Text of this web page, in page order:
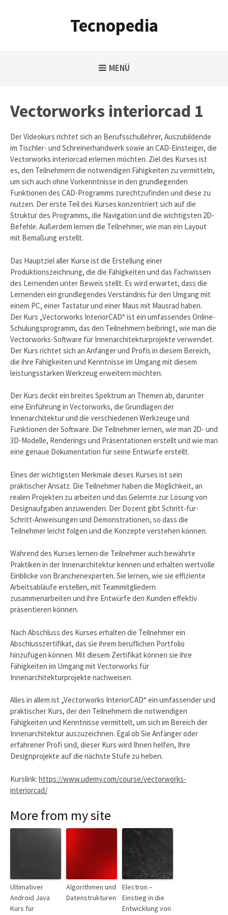
Tecnopedia
MENÜ
Vectorworks interiorcad 1
Der Videokurs richtet sich an Berufsschullehrer, Auszubildende
im Tischler- und Schreinerhandwerk sowie an CAD-Einsteiger, die
Vectorworks interiorcad erlernen möchten. Ziel des Kurses ist
es, den Teilnehmern die notwendigen Fähigkeiten zu vermitteln,
um sich auch ohne Vorkenntnisse in den grundlegenden
Funktionen des CAD-Programms zurechtzufinden und diese zu
nutzen. Der erste Teil des Kurses konzentriert sich auf die
Struktur des Programms, die Navigation und die wichtigsten 2D-
Befehle. Außerdem lernen die Teilnehmer, wie man ein Layout
mit Bemaßung erstellt.
Das Hauptziel aller Kurse ist die Erstellung einer
Produktionszeichnung, die die Fähigkeiten und das Fachwissen
des Lernenden unter Beweis stellt. Es wird erwartet, dass die
Lernenden ein grundlegendes Verständnis für den Umgang mit
einem PC, einer Tastatur und einer Maus mit Mausrad haben.
Der Kurs „Vectorworks InteriorCAD“ ist ein umfassendes Online-
Schulungsprogramm, das den Teilnehmern beibringt, wie man die
Vectorworks-Software für Innenarchitekturprojekte verwendet.
Der Kurs richtet sich an Anfänger und Profis in diesem Bereich,
die ihre Fähigkeiten und Kenntnisse im Umgang mit diesem
leistungsstarken Werkzeug erweitern möchten.
Der Kurs deckt ein breites Spektrum an Themen ab, darunter
eine Einführung in Vectorworks, die Grundlagen der
Innenarchitektur und die verschiedenen Werkzeuge und
Funktionen der Software. Die Teilnehmer lernen, wie man 2D- und
3D-Modelle, Renderings und Präsentationen erstellt und wie man
eine genaue Dokumentation für seine Entwürfe erstellt.
Eines der wichtigsten Merkmale dieses Kurses ist sein
praktischer Ansatz. Die Teilnehmer haben die Möglichkeit, an
realen Projekten zu arbeiten und das Gelernte zur Lösung von
Designaufgaben anzuwenden. Der Dozent gibt Schritt-für-
Schritt-Anweisungen und Demonstrationen, so dass die
Teilnehmer leicht folgen und die Konzepte verstehen können.
Während des Kurses lernen die Teilnehmer auch bewährte
Praktiken in der Innenarchitektur kennen und erhalten wertvolle
Einblicke von Branchenexperten. Sie lernen, wie sie effiziente
Arbeitsabläufe erstellen, mit Teammitgliedern
zusammenarbeiten und ihre Entwürfe den Kunden effektiv
präsentieren können.
Nach Abschluss des Kurses erhalten die Teilnehmer ein
Abschlusszertifikat, das sie ihrem beruflichen Portfolio
hinzufügen können. Mit diesem Zertifikat können sie ihre
Fähigkeiten im Umgang mit Vectorworks für
Innenarchitekturprojekte nachweisen.
Alles in allem ist „Vectorworks InteriorCAD“ ein umfassender und
praktischer Kurs, der den Teilnehmern die notwendigen
Fähigkeiten und Kenntnisse vermittelt, um sich im Bereich der
Innenarchitektur auszuzeichnen. Egal ob Sie Anfänger oder
erfahrener Profi sind, dieser Kurs wird Ihnen helfen, Ihre
Designprojekte auf die nächste Stufe zu heben.
Kurslink: https://www.udemy.com/course/vectorworks-
interiorcad/
More from my site
Ultimativer
Android Java
Kurs für
Algorithmen und
Datenstrukturen
Electron –
Einstieg in die
Entwicklung von